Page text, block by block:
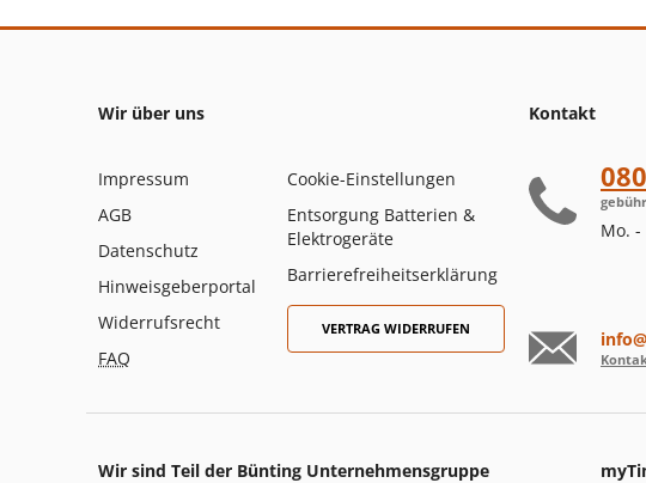
Wir über uns
Impressum
AGB
Datenschutz
Hinweisgeberportal
Widerrufsrecht
FAQ
Cookie-Einstellungen
Entsorgung Batterien &
Elektrogeräte
Barrierefreiheitserklärung
VERTRAG WIDERRUFEN
Kontakt
Mo. -
Wir sind Teil der Bünting Unternehmensgruppe